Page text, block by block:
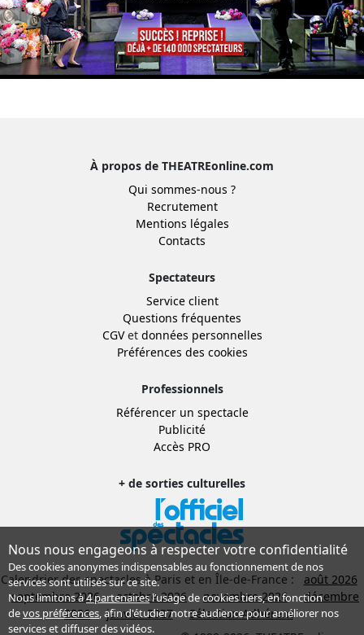
À propos de THEATREonline.com
Qui sommes-nous ?
Recrutement
Mentions légales
Contacts
Spectateurs
Service client
Questions fréquentes
CGVet données personnelles
Préférences des cookies
Professionnels
Référencer un spectacle
Publicité
Accès PRO
+ de sorties culturelles
Calendrier des spectacles à Paris et en Île-de-France :
août 2026
septembre 2026
octobre 2026 novembre 2026
décembre
2026
janvier 2027
Sélection Adhérent
Nous nous engageons à respecter votre confidentialité
Des cookies anonymes indispensables au fonctionnement de nos
services sont utilisés sur ce site.
Nous limitons à4 partenairesl’usage de cookies tiers, en fonction
devos préférences, afin d'étudier notre audience pour améliorer nos
services et diffuser des vidéos.